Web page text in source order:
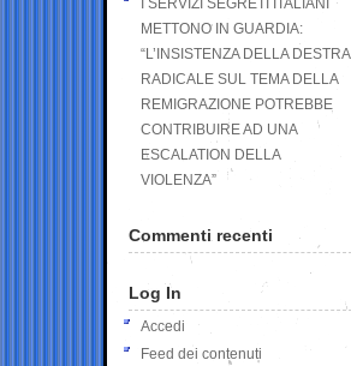
I SERVIZI SEGRETI ITALIANI
METTONO IN GUARDIA:
“L’INSISTENZA DELLA DESTRA
RADICALE SUL TEMA DELLA
REMIGRAZIONE POTREBBE
CONTRIBUIRE AD UNA
ESCALATION DELLA
VIOLENZA”
Commenti recenti
Log In
Accedi
Feed dei contenuti